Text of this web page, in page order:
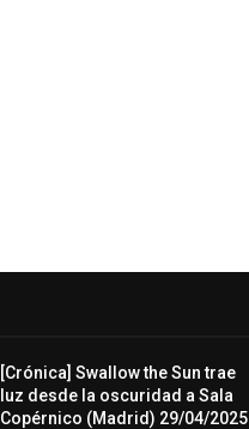
[Crónica] Swallow the Sun trae
luz desde la oscuridad a Sala
Copérnico (Madrid) 29/04/2025